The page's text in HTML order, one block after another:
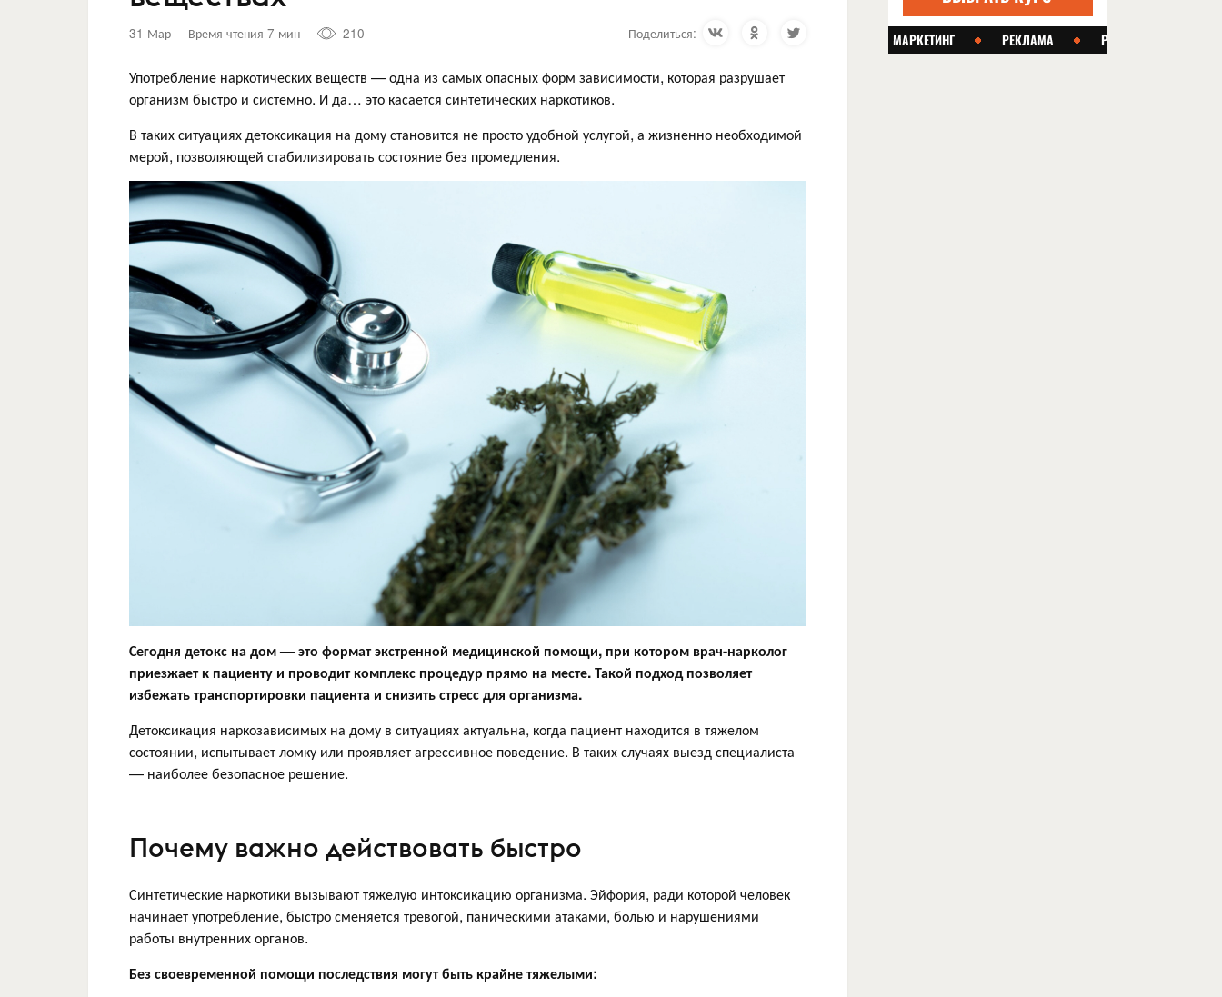
31 Мар Время чтения 7 мин 210 Поделиться:
Употребление наркотических веществ — одна из самых опасных форм зависимости, которая разрушает
организм быстро и системно. И да… это касается синтетических наркотиков.
В таких ситуациях детоксикация на дому становится не просто удобной услугой, а жизненно необходимой
мерой, позволяющей стабилизировать состояние без промедления.
Сегодня детокс на дом — это формат экстренной медицинской помощи, при котором врач-нарколог
приезжает к пациенту и проводит комплекс процедур прямо на месте. Такой подход позволяет
избежать транспортировки пациента и снизить стресс для организма.
Детоксикация наркозависимых на дому в ситуациях актуальна, когда пациент находится в тяжелом
состоянии, испытывает ломку или проявляет агрессивное поведение. В таких случаях выезд специалиста
— наиболее безопасное решение.
Почему важно действовать быстро
Синтетические наркотики вызывают тяжелую интоксикацию организма. Эйфория, ради которой человек
начинает употребление, быстро сменяется тревогой, паническими атаками, болью и нарушениями
работы внутренних органов.
Без своевременной помощи последствия могут быть крайне тяжелыми: